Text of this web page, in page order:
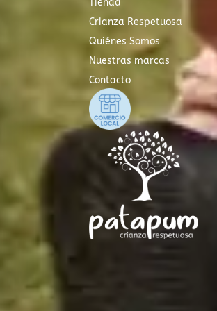
Crianza Respetuosa
Quiénes Somos
Nuestras marcas
Contacto